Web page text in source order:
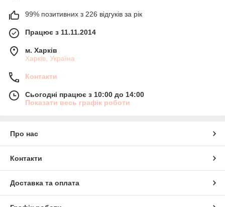
99% позитивних з 226 відгуків за рік
Працює з 11.11.2014
м. Харків
Харків, Україна
Контакти
Сьогодні працює з 10:00 до 14:00
Показати весь графік роботи
Про нас
Контакти
Доставка та оплата